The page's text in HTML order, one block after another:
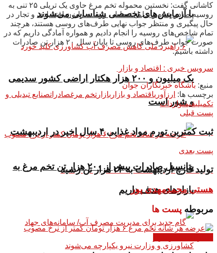
با آزمایش‌های تخصصی شناسایی می‌شوند
یک میلیون و ۲۰۰ هزار هکتار اراضی کشور سدیمی
و شور است
پتانسیل صادرات بیش از ۲۰۰ هزار تن تخم مرغ به
بازار‌های هدف داریم
کاشانی گفت: نخستین محموله تخم مرغ حاوی یک تریلی ۲۵ تنی به
روسیه صادر شده و بدلیل تعطیلی روسیه رایزن اقتصادی و تجار در
حال پیگیری و منتظر جواب نهایی طرف‌های روسی هستند، هرچند
تمام شاخص‌های روسیه را انجام دادیم و همواره آمادگی داریم که در
صورت جواب طرف‌های روسی تا پایان سال ۲۰ هزار تن صادرات
داشته باشیم.
سرویس خبری : اقتصاد و بازار
منبع: باشگاه خبرنگاران جوان
برچسب ها: ارزآوریاقتصاد و بازار بازار تخم مرغصادراتصنایع تبدیلی و
تکمیلیقیمتواردات
پست قبلی
ثبت کمترین تورم مواد غذایی ۴ سال اخیر در اردیبهشت
پست بعدی
تولید قارچ اردیبهشت به ۲۴ هزار تن رسید
هستی محمدمهدی پور
مربوطه پست ها